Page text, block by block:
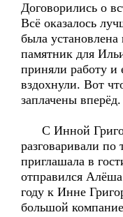
Договорились о
Всё оказалось
была
памятник для
приняли работу и
вздохнули. Вот
заплачены вперёд.
С Инной
разговаривали
приглашала в
отправился
году к Инне
большой